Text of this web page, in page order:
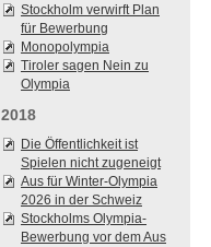
Stockholm verwirft Plan
für Bewerbung
Monopolympia
Tiroler sagen Nein zu
Olympia
2018
Die Öffentlichkeit ist
Spielen nicht zugeneigt
Aus für Winter-Olympia
2026 in der Schweiz
Stockholms Olympia-
Bewerbung vor dem Aus